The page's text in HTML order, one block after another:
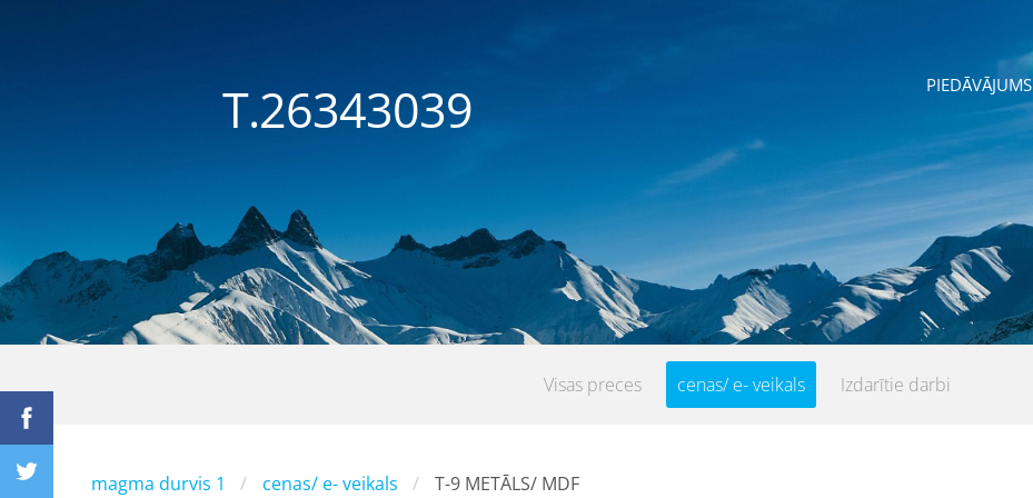
T.26343039 PIEDĀVĀJUMS
Visas preces cenas/ e- veikals Izdarītie darbi
magma durvis 1 cenas/ e- veikals T-9 METĀLS/ MDF